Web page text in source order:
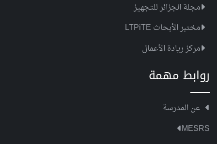
مجلة الجزائر للتجهيز
مختبر الأبحاث LTPiTE
مركز ريادة الأعمال
روابط مهمة
عن المدرسة
MESRS